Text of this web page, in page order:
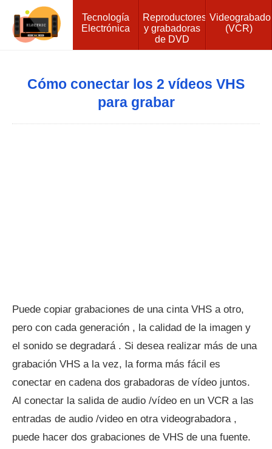
Tecnología
Electrónica
Reproductores
y grabadoras
de DVD
(VCR)
Cómo conectar los 2 vídeos VHS
para grabar
Puede copiar grabaciones de una cinta VHS a otro,
pero con cada generación , la calidad de la imagen y
el sonido se degradará . Si desea realizar más de una
grabación VHS a la vez, la forma más fácil es
conectar en cadena dos grabadoras de vídeo juntos.
Al conectar la salida de audio /vídeo en un VCR a las
entradas de audio /video en otra videograbadora ,
puede hacer dos grabaciones de VHS de una fuente.